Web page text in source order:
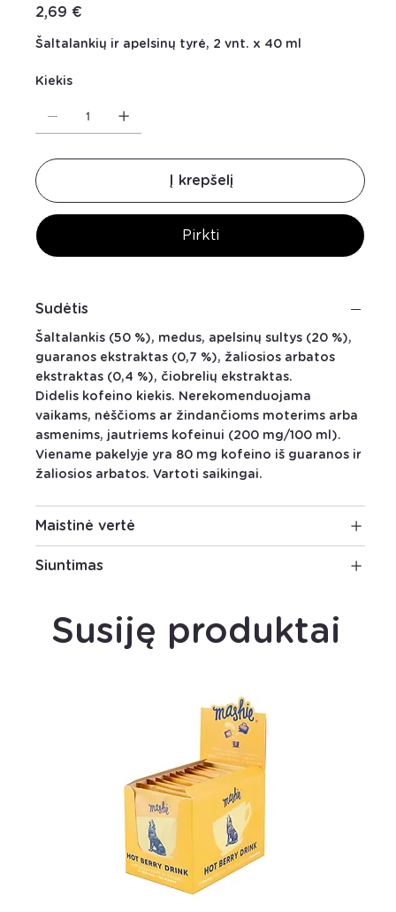
Kaina
2,69 €
Šaltalankių ir apelsinų tyrė, 2 vnt. x 40 ml
Kiekis
Į krepšelį
Pirkti
Sudėtis
Šaltalankis (50 %), medus, apelsinų sultys (20 %),
guaranos ekstraktas (0,7 %), žaliosios arbatos
ekstraktas (0,4 %), čiobrelių ekstraktas.
Didelis kofeino kiekis. Nerekomenduojama
vaikams, nėščioms ar žindančioms moterims arba
asmenims, jautriems kofeinui (200 mg/100 ml).
Viename pakelyje yra 80 mg kofeino iš guaranos ir
žaliosios arbatos. Vartoti saikingai.
Maistinė vertė
Siuntimas
Susiję produktai